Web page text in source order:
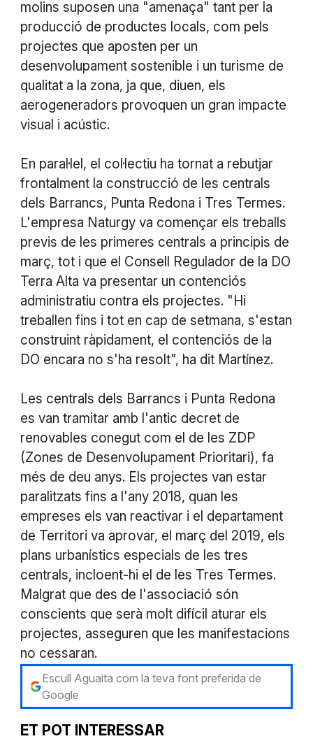
molins suposen una "amenaça" tant per la
producció de productes locals, com pels
projectes que aposten per un
desenvolupament sostenible i un turisme de
qualitat a la zona, ja que, diuen, els
aerogeneradors provoquen un gran impacte
visual i acústic.
En paral·lel, el col·lectiu ha tornat a rebutjar
frontalment la construcció de les centrals
dels Barrancs, Punta Redona i Tres Termes.
L'empresa Naturgy va començar els treballs
previs de les primeres centrals a principis de
març, tot i que el Consell Regulador de la DO
Terra Alta va presentar un contenciós
administratiu contra els projectes. "Hi
treballen fins i tot en cap de setmana, s'estan
construint ràpidament, el contenciós de la
DO encara no s'ha resolt", ha dit Martínez.
Les centrals dels Barrancs i Punta Redona
es van tramitar amb l'antic decret de
renovables conegut com el de les ZDP
(Zones de Desenvolupament Prioritari), fa
més de deu anys. Els projectes van estar
paralitzats fins a l'any 2018, quan les
empreses els van reactivar i el departament
de Territori va aprovar, el març del 2019, els
plans urbanístics especials de les tres
centrals, incloent-hi el de les Tres Termes.
Malgrat que des de l'associació són
conscients que serà molt difícil aturar els
projectes, asseguren que les manifestacions
no cessaran.
Escull Aguaita com la teva font preferida de
Google
ET POT INTERESSAR